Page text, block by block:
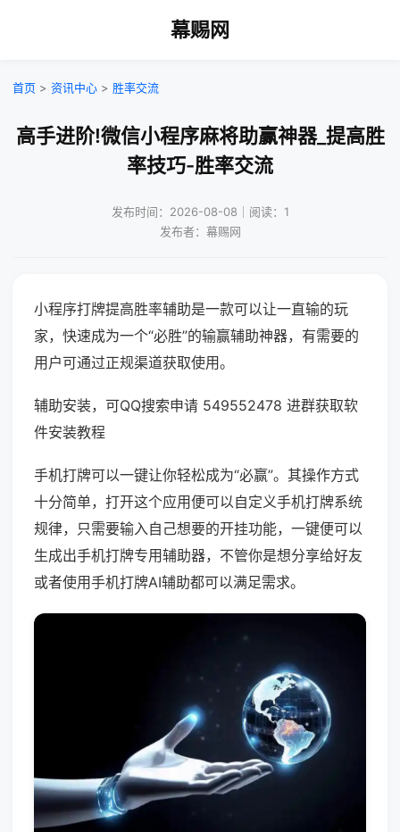
幕赐网
首页 > 资讯中心 > 胜率交流
高手进阶!微信小程序麻将助赢神器_提高胜
率技巧-胜率交流
发布时间：2026-08-08｜阅读：1
发布者：幕赐网
小程序打牌提高胜率辅助是一款可以让一直输的玩
家，快速成为一个“必胜”的输赢辅助神器，有需要的
用户可通过正规渠道获取使用。
辅助安装，可QQ搜索申请 549552478 进群获取软
件安装教程
手机打牌可以一键让你轻松成为“必赢”。其操作方式
十分简单，打开这个应用便可以自定义手机打牌系统
规律，只需要输入自己想要的开挂功能，一键便可以
生成出手机打牌专用辅助器，不管你是想分享给好友
或者使用手机打牌AI辅助都可以满足需求。